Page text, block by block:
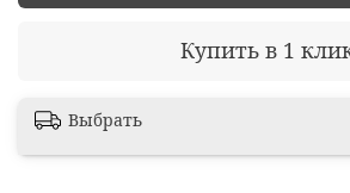
Купить в 1
Выбрать